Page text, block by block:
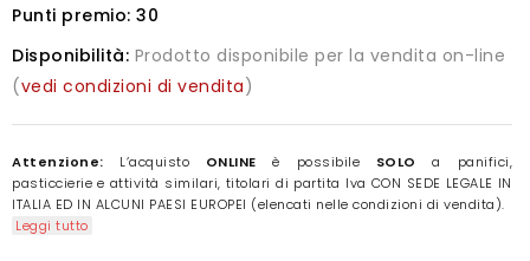
Punti premio: 30
Disponibilità: Prodotto disponibile per la vendita on-line
(vedi condizioni di vendita)
Attenzione: L’acquisto ONLINE è possibile SOLOa panifici,
pasticcierie e attività similari, titolari di partita Iva CON SEDE LEGALE IN
ITALIA ED IN ALCUNI PAESI EUROPEI (elencati nelle condizioni di vendita).
Leggi tutto